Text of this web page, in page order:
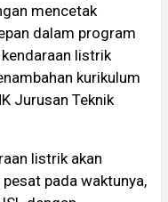
mencetak
dalam program
listrik
kurikulum
Jurusan Teknik
listrik akan
pada waktunya,